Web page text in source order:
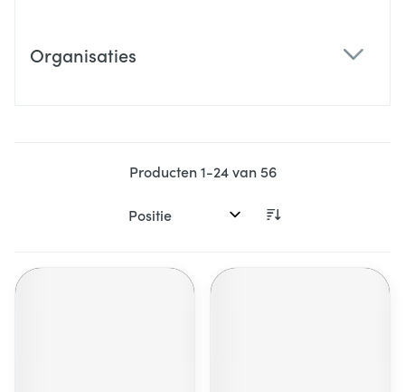
Organisaties
Producten1-24van56
Sorteer op: